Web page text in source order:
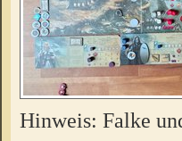
Hinweis: Falke